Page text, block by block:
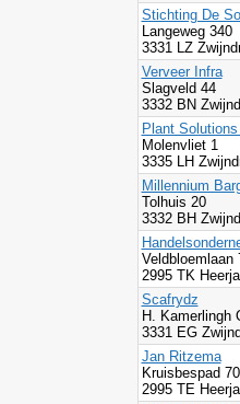
Stichting De
Langeweg 340
3331 LZ
Verveer Infra
Slagveld 44
3332 BN
Plant
Molenvliet 1
3335 LH
Millennium
Tolhuis 20
3332 BH
Veldbloemlaan
2995 TK
Scafrydz
H. Kamerlingh
3331 EG
Jan Ritzema
Kruisbespad
2995 TE